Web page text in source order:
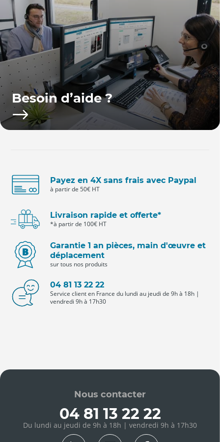
Besoin d’aide ?
Payez en 4X sans frais avec Paypal
à partir de 50€ HT
Livraison rapide et offerte*
*à partir de 100€ HT
Garantie 1 an pièces, main d'œuvre et
déplacement
sur tous nos produits
04 81 13 22 22
Service client en France du lundi au jeudi de 9h à 18h |
vendredi 9h à 17h30
Nous contacter
04 81 13 22 22
Du lundi au jeudi de 9h à 18h | vendredi 9h à 17h30